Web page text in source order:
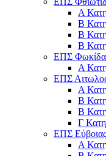
Α
Β
Β
Β
ΕΠΣ
Α
ΕΠΣ
Α
Β
Β
Γ
ΕΠΣ Εύβοιας
Α